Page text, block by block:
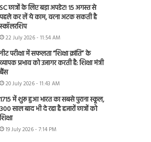
SC छात्रों के लिए बड़ा अपडेट! 15 अगस्त से
पहले कर लें ये काम, वरना अटक सकती है
स्कॉलरशिप
22 July 2026 - 11:54 AM
नीट परीक्षा में सफलता “शिक्षा क्रांति” के
व्यापक प्रभाव को उजागर करती है: शिक्षा मंत्री
बैंस
20 July 2026 - 11:43 AM
1715 में शुरू हुआ भारत का सबसे पुराना स्कूल,
300 साल बाद भी दे रहा है हजारों छात्रों को
शिक्षा
19 July 2026 - 7:14 PM